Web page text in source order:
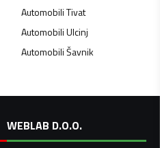
AutomobiliTivat
AutomobiliUlcinj
AutomobiliŠavnik
WEBLAB D.O.O.